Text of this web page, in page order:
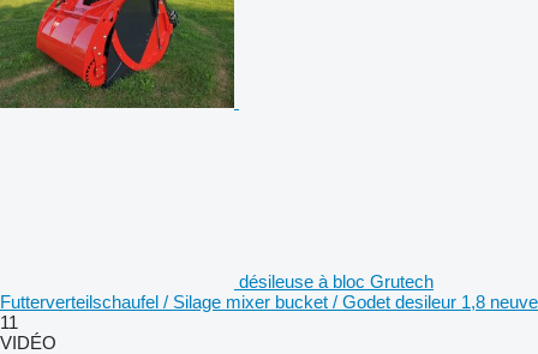
désileuse à bloc Grutech
Futterverteilschaufel / Silage mixer bucket / Godet desileur 1,8 neuve
11
VIDÉO